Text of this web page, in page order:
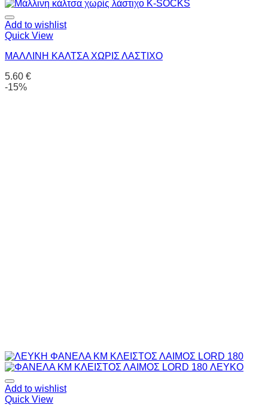
Add to wishlist
Quick View
ΜΑΛΛΙΝΗ ΚΑΛΤΣΑ ΧΩΡΙΣ ΛΑΣΤΙΧΟ
5.60 €
-15%
Add to wishlist
Quick View